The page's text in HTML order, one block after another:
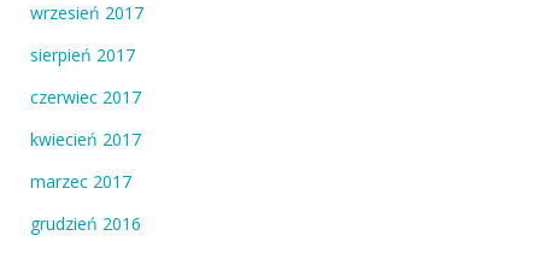
wrzesień 2017
sierpień 2017
czerwiec 2017
kwiecień 2017
marzec 2017
grudzień 2016